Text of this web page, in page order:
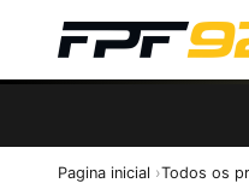
Pagina inicial Todos os